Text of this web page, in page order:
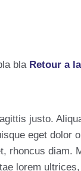
bla Retour a
justo.
eget dolor
rhoncus diam.
lorem